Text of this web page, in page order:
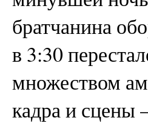
братчанина
в 3:30
множеством
кадра и сцены